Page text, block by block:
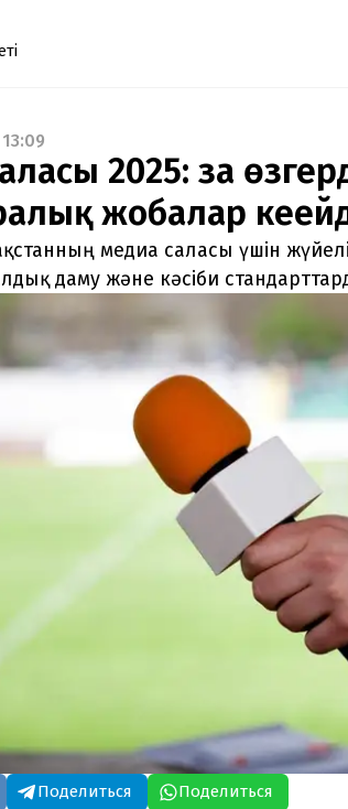
сайын электронды
Жаңа нөмір
Тек email
жібереміз.
2025: заң
жобалар
медиа саласы үшін
даму және кәсіби
Поделиться Поделиться